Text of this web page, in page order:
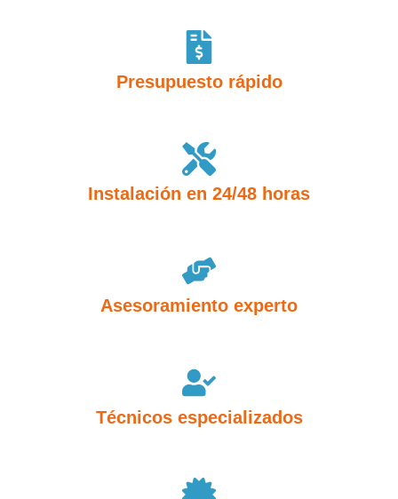
Presupuesto rápido
Instalación en 24/48 horas
Asesoramiento experto
Técnicos especializados